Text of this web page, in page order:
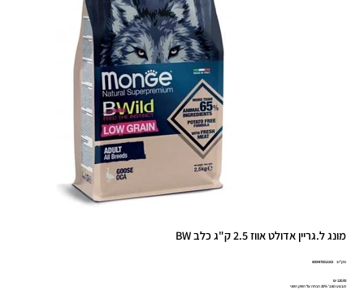
מונג ל.גריין אדולט אווז 2.5 ק"ג כלב BW
מק"ט:
מק"ט
8009470012102
מחיר‏120.00 ‏₪
מבצע מונג' 20% הנחה על השק השני